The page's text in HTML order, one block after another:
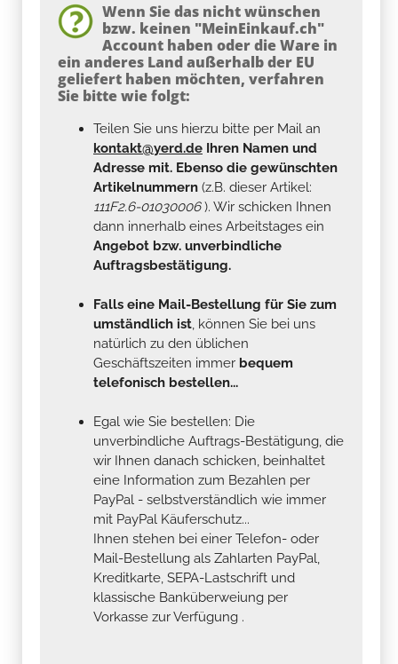
Wenn Sie das nicht wünschen
bzw. keinen "MeinEinkauf.ch"
Account haben oder die Ware in
ein anderes Land außerhalb der EU
geliefert haben möchten, verfahren
Sie bitte wie folgt:
Teilen Sie uns hierzu bitte per Mail an
kontakt@yerd.de Ihren Namen und
Adresse mit. Ebenso die gewünschten
Artikelnummern (z.B. dieser Artikel:
111F2.6-01030006). Wir schicken Ihnen
dann innerhalb eines Arbeitstages ein
Angebot bzw. unverbindliche
Auftragsbestätigung.
Falls eine Mail-Bestellung für Sie zum
umständlich ist, können Sie bei uns
natürlich zu den üblichen
Geschäftszeiten immer bequem
telefonisch bestellen...
Egal wie Sie bestellen: Die
unverbindliche Auftrags-Bestätigung, die
wir Ihnen danach schicken, beinhaltet
eine Information zum Bezahlen per
PayPal - selbstverständlich wie immer
mit PayPal Käuferschutz...
Ihnen stehen bei einer Telefon- oder
Mail-Bestellung als Zahlarten PayPal,
Kreditkarte, SEPA-Lastschrift und
klassische Banküberweiung per
Vorkasse zur Verfügung .